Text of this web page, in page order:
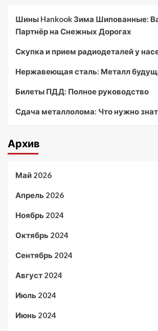
Шины Hankook Зима Шипованные:
Партнёр на Снежных Дорогах
Скупка и прием радиодеталей у
Нержавеющая сталь: Металл
Билеты ПДД: Полное руководство
Сдача металлолома: Что нужно
Архив
Май 2026
Апрель 2026
Ноябрь 2024
Октябрь 2024
Сентябрь 2024
Август 2024
Июль 2024
Июнь 2024